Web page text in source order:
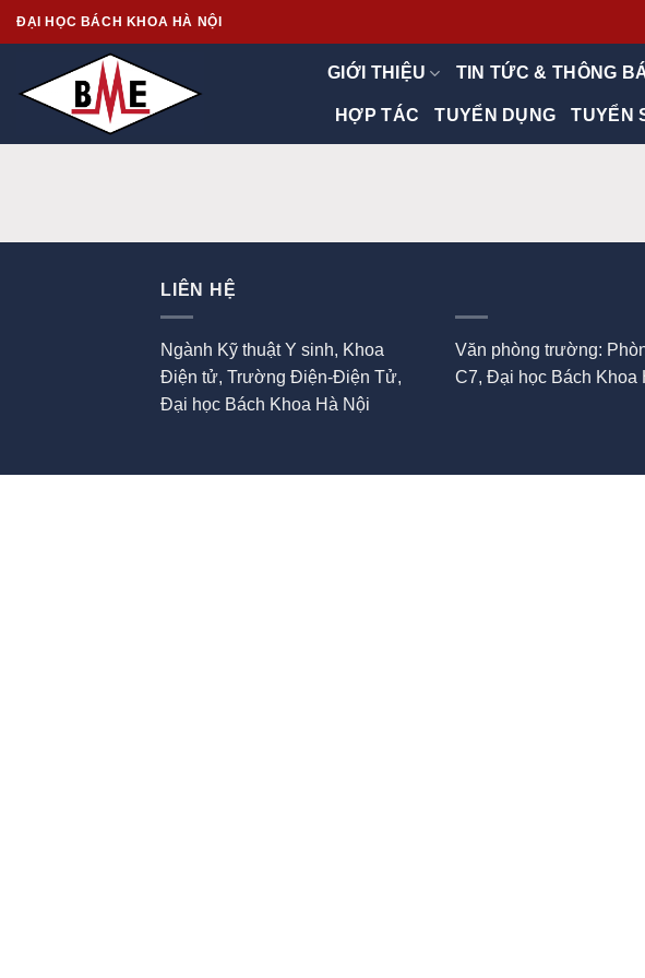
Skip
to
ĐẠI HỌC BÁCH KHOA HÀ NỘI
GIỚI THIỆU TIN TỨC & THÔNG
HỢP TÁC TUYỂN DỤNG TUYỂN
LIÊN HỆ
Ngành Kỹ thuật Y sinh, Khoa
Điện tử, Trường Điện-Điện Tử,
Đại học Bách Khoa Hà Nội
Văn phòng trường:
C7, Đại học Bách Khoa